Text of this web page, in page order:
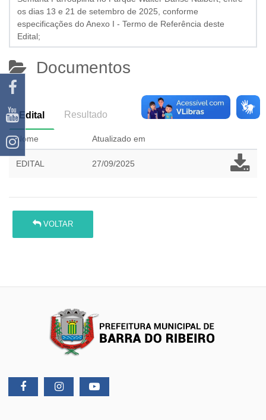
os dias 13 e 21 de setembro de 2025, conforme
especificações do Anexo I - Termo de Referência deste
Edital;
Documentos
Edital Resultado
Nome Atualizado em
EDITAL 27/09/2025
VOLTAR